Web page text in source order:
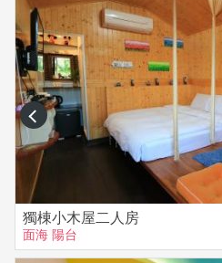
prev
獨棟小木屋二人房
面海 陽台